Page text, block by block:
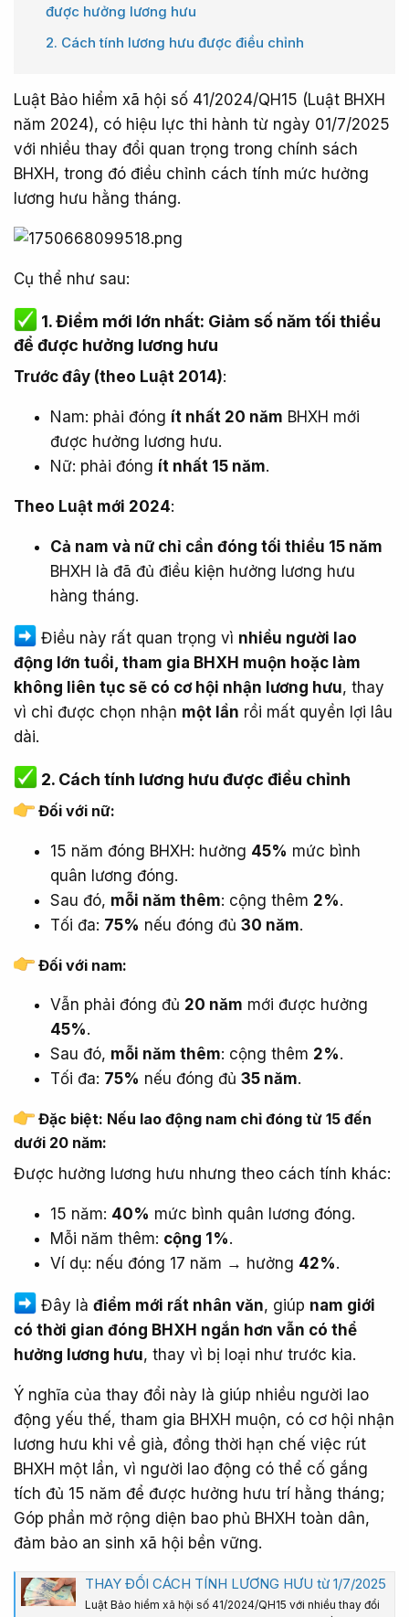
được hưởng lương hưu​
2. Cách tính lương hưu được điều chỉnh​
Luật Bảo hiểm xã hội số 41/2024/QH15 (Luật BHXH
năm 2024), có hiệu lực thi hành từ ngày 01/7/2025
với nhiều thay đổi quan trọng trong chính sách
BHXH, trong đó điều chỉnh cách tính mức hưởng
lương hưu hằng tháng.
Cụ thể như sau:
1. Điểm mới lớn nhất: Giảm số năm tối thiểu
để được hưởng lương hưu
Trước đây (theo Luật 2014):
Nam: phải đóng ít nhất 20 năm BHXH mới
được hưởng lương hưu.
Nữ: phải đóng ít nhất 15 năm.
Theo Luật mới 2024:
Cả nam và nữ chỉ cần đóng tối thiểu 15 năm
BHXH là đã đủ điều kiện hưởng lương hưu
hàng tháng.
Điều này rất quan trọng vì nhiều người lao
động lớn tuổi, tham gia BHXH muộn hoặc làm
không liên tục sẽ có cơ hội nhận lương hưu, thay
vì chỉ được chọn nhận một lần rồi mất quyền lợi lâu
dài.
2. Cách tính lương hưu được điều chỉnh
Đối với nữ:​
15 năm đóng BHXH: hưởng 45% mức bình
quân lương đóng.
Sau đó, mỗi năm thêm: cộng thêm 2%.
Tối đa: 75% nếu đóng đủ 30 năm.
Đối với nam:​
Vẫn phải đóng đủ 20 năm mới được hưởng
45%.
Sau đó, mỗi năm thêm: cộng thêm 2%.
Tối đa: 75% nếu đóng đủ 35 năm.
Đặc biệt: Nếu lao động nam chỉ đóng từ 15 đến
dưới 20 năm:​
Được hưởng lương hưu nhưng theo cách tính khác:
15 năm: 40% mức bình quân lương đóng.
Mỗi năm thêm: cộng 1%.
Ví dụ: nếu đóng 17 năm → hưởng 42%.
Đây là điểm mới rất nhân văn, giúp nam giới
có thời gian đóng BHXH ngắn hơn vẫn có thể
hưởng lương hưu, thay vì bị loại như trước kia.
Ý nghĩa của thay đổi này là giúp nhiều người lao
động yếu thế, tham gia BHXH muộn, có cơ hội nhận
lương hưu khi về già, đồng thời hạn chế việc rút
BHXH một lần, vì người lao động có thể cố gắng
tích đủ 15 năm để được hưởng hưu trí hằng tháng;
Góp phần mở rộng diện bao phủ BHXH toàn dân,
đảm bảo an sinh xã hội bền vững.
THAY ĐỔI CÁCH TÍNH LƯƠNG HƯU từ 1/7/2025
Luật Bảo hiểm xã hội số 41/2024/QH15 với nhiều thay đổi